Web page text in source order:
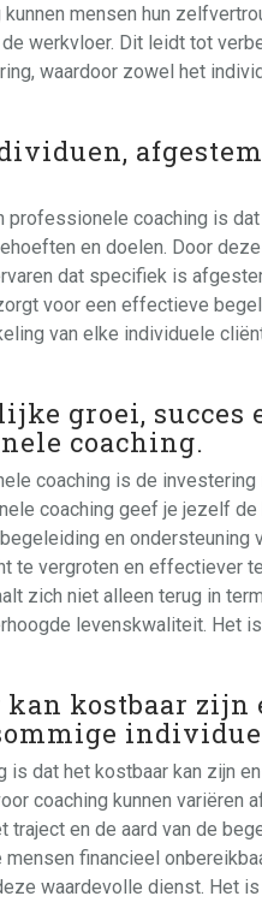
mensen hun
werkvloer. Dit leidt tot
waardoor zowel het
professionele coaching is
en doelen. Door
dat specifiek is
voor een effectieve
van elke individuele
groei, succes
coaching.
coaching is de
coaching geef je jezelf
en ondersteuning
te vergroten en effectiever
zich niet alleen terug in
levenskwaliteit. Het
kan kostbaar
is dat het kostbaar kan zijn
coaching kunnen variëren
traject en de aard van de
financieel
waardevolle dienst. Het